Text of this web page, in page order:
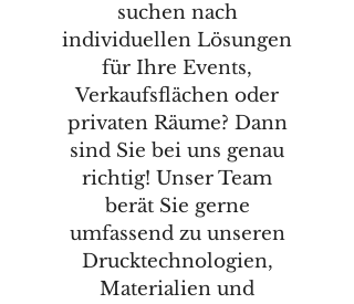
suchen nach
individuellen Lösungen
für Ihre Events,
Verkaufsflächen oder
privaten Räume? Dann
sind Sie bei uns genau
richtig! Unser Team
berät Sie gerne
umfassend zu unseren
Drucktechnologien,
Materialien und